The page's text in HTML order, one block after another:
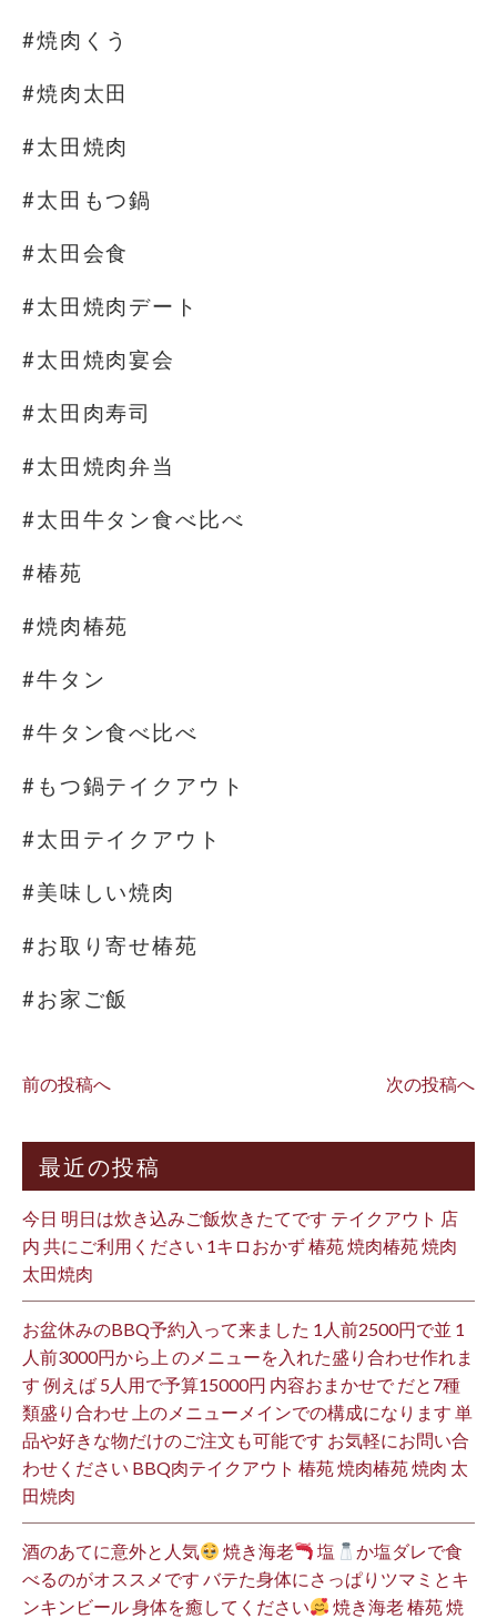
#焼肉くう
#焼肉太田
#太田焼肉
#太田もつ鍋
#太田会食
#太田焼肉デート
#太田焼肉宴会
#太田肉寿司
#太田焼肉弁当
#太田牛タン食べ比べ
#椿苑
#焼肉椿苑
#牛タン
#牛タン食べ比べ
#もつ鍋テイクアウト
#太田テイクアウト
#美味しい焼肉
#お取り寄せ椿苑
#お家ご飯
前の投稿へ 次の投稿へ
最近の投稿
今日 明日は炊き込みご飯炊きたてです テイクアウト 店
内 共にご利用ください 1キロおかず 椿苑 焼肉椿苑 焼肉
太田焼肉
お盆休みのBBQ予約入って来ました 1人前2500円で並 1
人前3000円から上 のメニューを入れた盛り合わせ作れま
す 例えば 5人用で予算15000円 内容おまかせで だと7種
類盛り合わせ 上のメニューメインでの構成になります 単
品や好きな物だけのご注文も可能です お気軽にお問い合
わせください BBQ肉テイクアウト 椿苑 焼肉椿苑 焼肉 太
田焼肉
酒のあてに意外と人気 焼き海老 塩
か塩ダレで食
べるのがオススメです バテた身体にさっぱりツマミとキ
ンキンビール 身体を癒してください
焼き海老 椿苑 焼